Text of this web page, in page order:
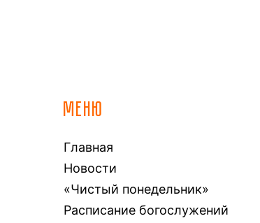
МЕНЮ
Главная
Новости
«Чистый понедельник»
Расписание богослужений